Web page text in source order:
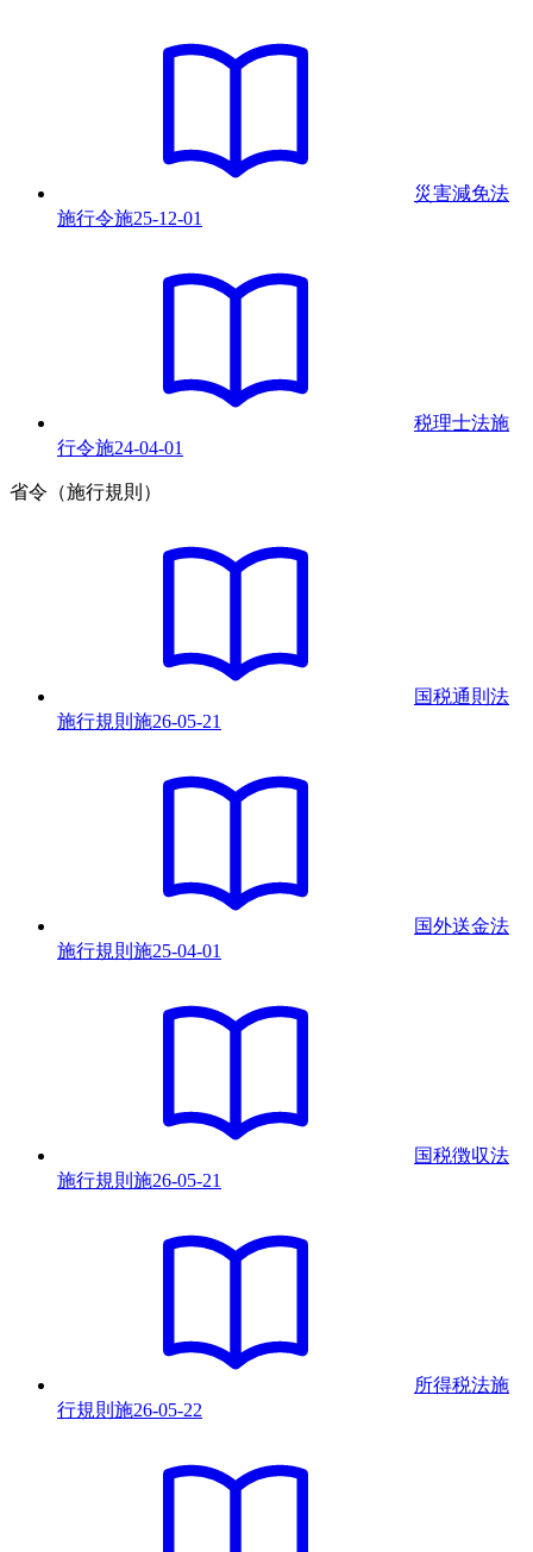
災害減免法
施行令施25-12-01
税理士法施
行令施24-04-01
省令（施行規則）
国税通則法
施行規則 施26-05-21
国外送金法
施行規則 施25-04-01
国税徴収法
施行規則 施26-05-21
所得税法施
行規則 施26-05-22